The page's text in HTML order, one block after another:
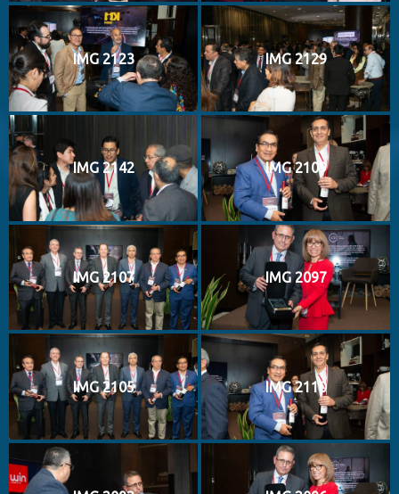
IMG 2123 IMG 2129
IMG 2142 IMG 2109
IMG 2107 IMG 2097
IMG 2105 IMG 2110